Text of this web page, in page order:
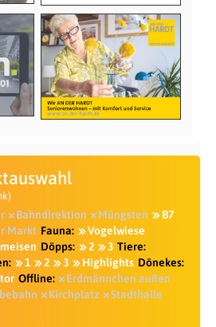
Bahndirektion Müngsten
B7
Markt Fauna:
Vogelwiese
Döpps: 2 3 Tiere:
1 2 3 Highlights Dönekes:
Offline:
Erdmännchen außen
Kirchplatz
Stadthalle